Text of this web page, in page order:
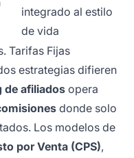
integrado al estilo
de vida
Tarifas Fijas
estrategias difieren
de afiliados opera
donde solo
Los modelos de
por Venta (CPS),